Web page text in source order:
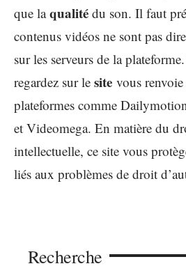
que laqualité du son. Il faut
contenus vidéos ne sont pas
sur les serveurs de la
regardez sur le site vous
plateformes comme
et Videomega. En matière du
intellectuelle, ce site vous
liés aux problèmes de droit
Recherche